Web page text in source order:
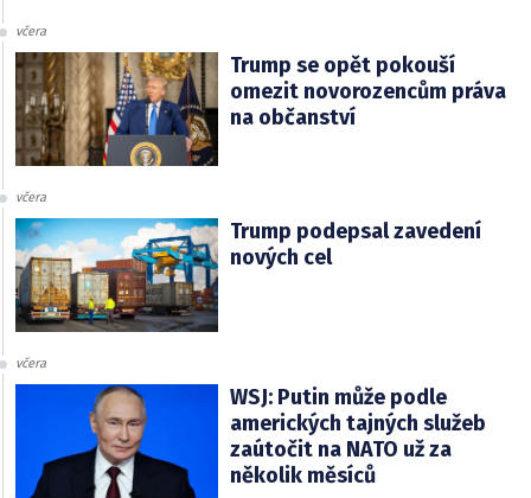
včera
Trump se opět pokouší
omezit novorozencům práva
na občanství
včera
Trump podepsal zavedení
nových cel
včera
WSJ: Putin může podle
amerických tajných služeb
zaútočit na NATO už za
několik měsíců